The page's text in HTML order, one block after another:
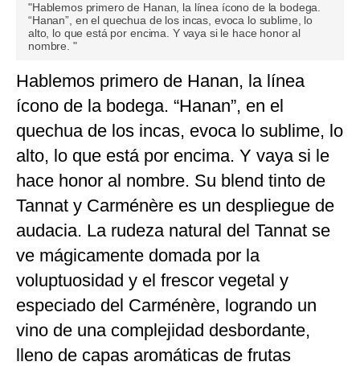
"Hablemos primero de Hanan, la línea ícono de la bodega.
“Hanan”, en el quechua de los incas, evoca lo sublime, lo
alto, lo que está por encima. Y vaya si le hace honor al
nombre. "
Hablemos primero de Hanan, la línea
ícono de la bodega. “Hanan”, en el
quechua de los incas, evoca lo sublime, lo
alto, lo que está por encima. Y vaya si le
hace honor al nombre. Su blend tinto de
Tannat y Carménère es un despliegue de
audacia. La rudeza natural del Tannat se
ve mágicamente domada por la
voluptuosidad y el frescor vegetal y
especiado del Carménère, logrando un
vino de una complejidad desbordante,
lleno de capas aromáticas de frutas